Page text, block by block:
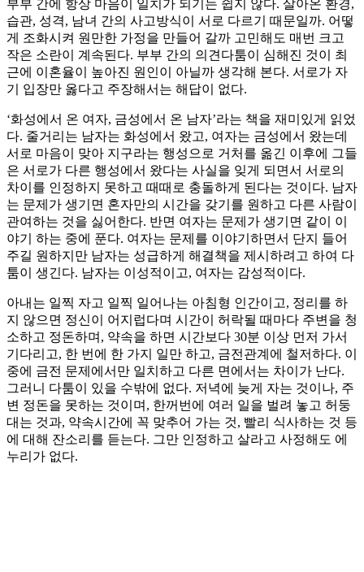
부부 간에 항상 마음이 일치가 되기는 쉽지 않다. 살아온 환경,
습관, 성격, 남녀 간의 사고방식이 서로 다르기 때문일까. 어떻
게 조화시켜 원만한 가정을 만들어 갈까 고민해도 매번 크고
작은 소란이 계속된다. 부부 간의 의견다툼이 심해진 것이 최
근에 이혼율이 높아진 원인이 아닐까 생각해 본다. 서로가 자
기 입장만 옳다고 주장해서는 해답이 없다.
‘화성에서 온 여자, 금성에서 온 남자’라는 책을 재미있게 읽었
다. 줄거리는 남자는 화성에서 왔고, 여자는 금성에서 왔는데
서로 마음이 맞아 지구라는 행성으로 거처를 옮긴 이후에 그들
은 서로가 다른 행성에서 왔다는 사실을 잊게 되면서 서로의
차이를 인정하지 못하고 때때로 충돌하게 된다는 것이다. 남자
는 문제가 생기면 혼자만의 시간을 갖기를 원하고 다른 사람이
관여하는 것을 싫어한다. 반면 여자는 문제가 생기면 같이 이
야기 하는 중에 푼다. 여자는 문제를 이야기하면서 단지 들어
주길 원하지만 남자는 성급하게 해결책을 제시하려고 하여 다
툼이 생긴다. 남자는 이성적이고, 여자는 감성적이다.
아내는 일찍 자고 일찍 일어나는 아침형 인간이고, 정리를 하
지 않으면 정신이 어지럽다며 시간이 허락될 때마다 주변을 청
소하고 정돈하며, 약속을 하면 시간보다 30분 이상 먼저 가서
기다리고, 한 번에 한 가지 일만 하고, 금전관계에 철저하다. 이
중에 금전 문제에서만 일치하고 다른 면에서는 차이가 난다.
그러니 다툼이 있을 수밖에 없다. 저녁에 늦게 자는 것이나, 주
변 정돈을 못하는 것이며, 한꺼번에 여러 일을 벌려 놓고 허둥
대는 것과, 약속시간에 꼭 맞추어 가는 것, 빨리 식사하는 것 등
에 대해 잔소리를 듣는다. 그만 인정하고 살라고 사정해도 에
누리가 없다.